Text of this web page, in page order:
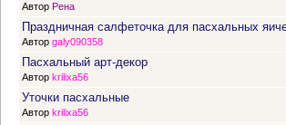
Автор Рена
Праздничная салфеточка для пасхальных
Автор galy090358
Пасхальный арт-декор
Автор krilixa56
Уточки пасхальные
Автор krilixa56